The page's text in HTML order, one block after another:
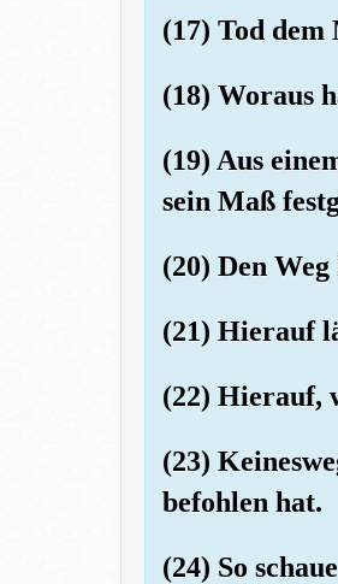
(17) Tod
(18) Woraus
(19) Aus
sein Maß
(20) Den
(21) Hierauf
(22) Hierauf,
(23)
befohlen hat.
(24) So